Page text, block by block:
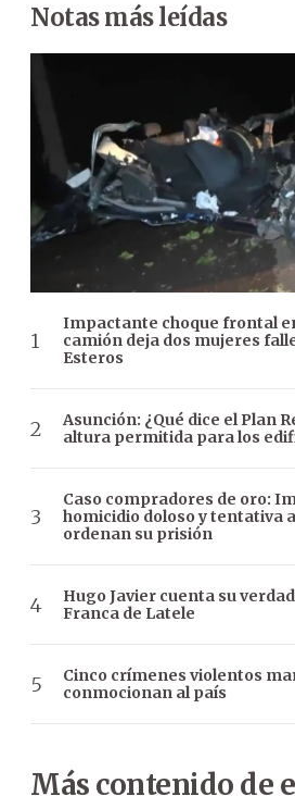
Notas más leídas
Impactante choque frontal
camión deja dos mujeres
Esteros
Asunción: ¿Qué dice el Plan
altura permitida para los
Caso compradores de oro:
homicidio doloso y tentativa
ordenan su prisión
Hugo Javier cuenta su
Franca de Latele
Cinco crímenes violentos
conmocionan al país
Más contenido de